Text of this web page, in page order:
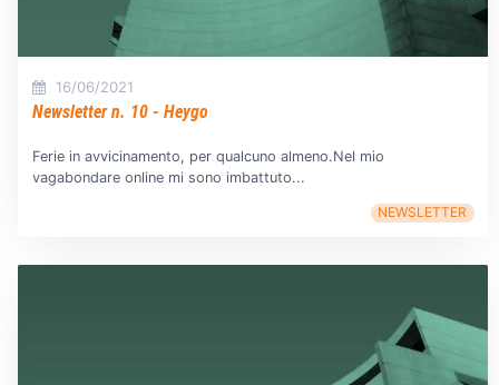
16/06/2021
Newsletter n. 10 - Heygo
Ferie in avvicinamento, per qualcuno almeno.Nel mio
vagabondare online mi sono imbattuto...
NEWSLETTER